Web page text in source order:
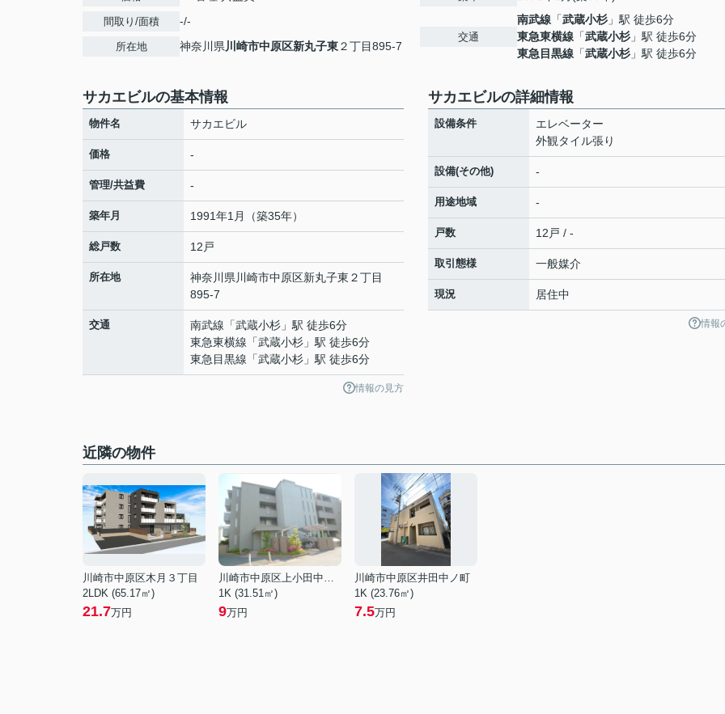
間取り/面積 -/-
所在地 神奈川県川崎市中原区新丸子東２丁目895-7
交通
南武線 「武蔵小杉 」駅 徒歩6分
東急東横線 「武蔵小杉 」駅 徒歩6分
東急目黒線 「武蔵小杉 」駅 徒歩6分
サカエビルの基本情報
物件名 サカエビル
価格 -
管理/共益費 -
築年月 1991年1月（築35年）
総戸数 12戸
所在地 神奈川県 川崎市中原区新丸子東 ２丁目
895-7
交通 南武線 「武蔵小杉 」駅 徒歩6分
東急東横線 「武蔵小杉 」駅 徒歩6分
東急目黒線 「武蔵小杉 」駅 徒歩6分
情報の見方
サカエビルの詳細情報
設備条件
エレベーター
外観タイル張り
設備(その他) -
用途地域 -
戸数 12戸 / -
取引態様 一般媒介
現況 居住中
情報
近隣の物件
川崎市中原区木月３丁目
2LDK (65.17㎡)
21.7万円
川崎市中原区上小田中３丁目
1K (31.51㎡)
9万円
川崎市中原区井田中ノ町
1K (23.76㎡)
7.5万円